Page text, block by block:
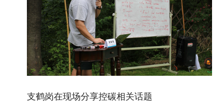
支鹤岗在现场分享控碳相关话题